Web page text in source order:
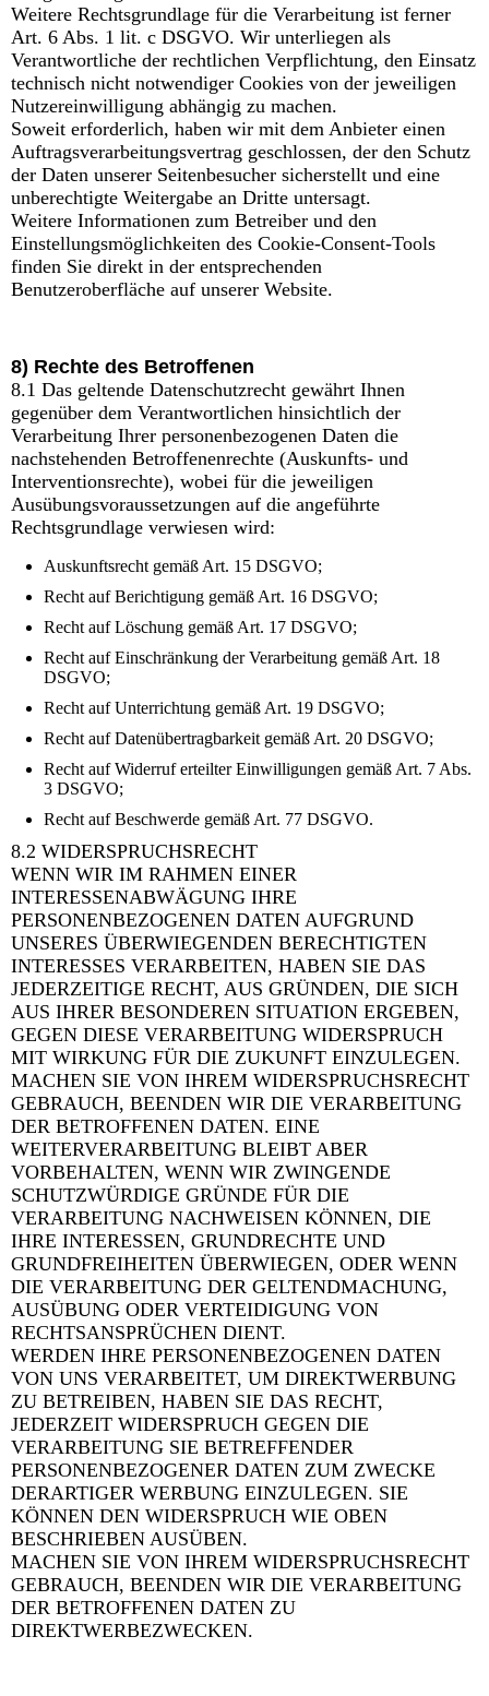
Weitere Rechtsgrundlage für die Verarbeitung ist ferner
Art. 6 Abs. 1 lit. c DSGVO. Wir unterliegen als
Verantwortliche der rechtlichen Verpflichtung, den Einsatz
technisch nicht notwendiger Cookies von der jeweiligen
Nutzereinwilligung abhängig zu machen.
Soweit erforderlich, haben wir mit dem Anbieter einen
Auftragsverarbeitungsvertrag geschlossen, der den Schutz
der Daten unserer Seitenbesucher sicherstellt und eine
unberechtigte Weitergabe an Dritte untersagt.
Weitere Informationen zum Betreiber und den
Einstellungsmöglichkeiten des Cookie-Consent-Tools
finden Sie direkt in der entsprechenden
Benutzeroberfläche auf unserer Website.
8) Rechte des Betroffenen
8.1 Das geltende Datenschutzrecht gewährt Ihnen
gegenüber dem Verantwortlichen hinsichtlich der
Verarbeitung Ihrer personenbezogenen Daten die
nachstehenden Betroffenenrechte (Auskunfts- und
Interventionsrechte), wobei für die jeweiligen
Ausübungsvoraussetzungen auf die angeführte
Rechtsgrundlage verwiesen wird:
Auskunftsrecht gemäß Art. 15 DSGVO;
Recht auf Berichtigung gemäß Art. 16 DSGVO;
Recht auf Löschung gemäß Art. 17 DSGVO;
Recht auf Einschränkung der Verarbeitung gemäß Art. 18
DSGVO;
Recht auf Unterrichtung gemäß Art. 19 DSGVO;
Recht auf Datenübertragbarkeit gemäß Art. 20 DSGVO;
Recht auf Widerruf erteilter Einwilligungen gemäß Art. 7 Abs.
3 DSGVO;
Recht auf Beschwerde gemäß Art. 77 DSGVO.
8.2 WIDERSPRUCHSRECHT
WENN WIR IM RAHMEN EINER
INTERESSENABWÄGUNG IHRE
PERSONENBEZOGENEN DATEN AUFGRUND
UNSERES ÜBERWIEGENDEN BERECHTIGTEN
INTERESSES VERARBEITEN, HABEN SIE DAS
JEDERZEITIGE RECHT, AUS GRÜNDEN, DIE SICH
AUS IHRER BESONDEREN SITUATION ERGEBEN,
GEGEN DIESE VERARBEITUNG WIDERSPRUCH
MIT WIRKUNG FÜR DIE ZUKUNFT EINZULEGEN.
MACHEN SIE VON IHREM WIDERSPRUCHSRECHT
GEBRAUCH, BEENDEN WIR DIE VERARBEITUNG
DER BETROFFENEN DATEN. EINE
WEITERVERARBEITUNG BLEIBT ABER
VORBEHALTEN, WENN WIR ZWINGENDE
SCHUTZWÜRDIGE GRÜNDE FÜR DIE
VERARBEITUNG NACHWEISEN KÖNNEN, DIE
IHRE INTERESSEN, GRUNDRECHTE UND
GRUNDFREIHEITEN ÜBERWIEGEN, ODER WENN
DIE VERARBEITUNG DER GELTENDMACHUNG,
AUSÜBUNG ODER VERTEIDIGUNG VON
RECHTSANSPRÜCHEN DIENT.
WERDEN IHRE PERSONENBEZOGENEN DATEN
VON UNS VERARBEITET, UM DIREKTWERBUNG
ZU BETREIBEN, HABEN SIE DAS RECHT,
JEDERZEIT WIDERSPRUCH GEGEN DIE
VERARBEITUNG SIE BETREFFENDER
PERSONENBEZOGENER DATEN ZUM ZWECKE
DERARTIGER WERBUNG EINZULEGEN. SIE
KÖNNEN DEN WIDERSPRUCH WIE OBEN
BESCHRIEBEN AUSÜBEN.
MACHEN SIE VON IHREM WIDERSPRUCHSRECHT
GEBRAUCH, BEENDEN WIR DIE VERARBEITUNG
DER BETROFFENEN DATEN ZU
DIREKTWERBEZWECKEN.